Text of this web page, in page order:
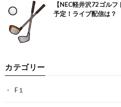
【NEC軽井沢72ゴル
予定！ライブ配信は？
カテゴリー
F１